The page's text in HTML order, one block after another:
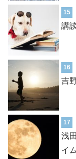
15
講
16
吉
17
浅
イ